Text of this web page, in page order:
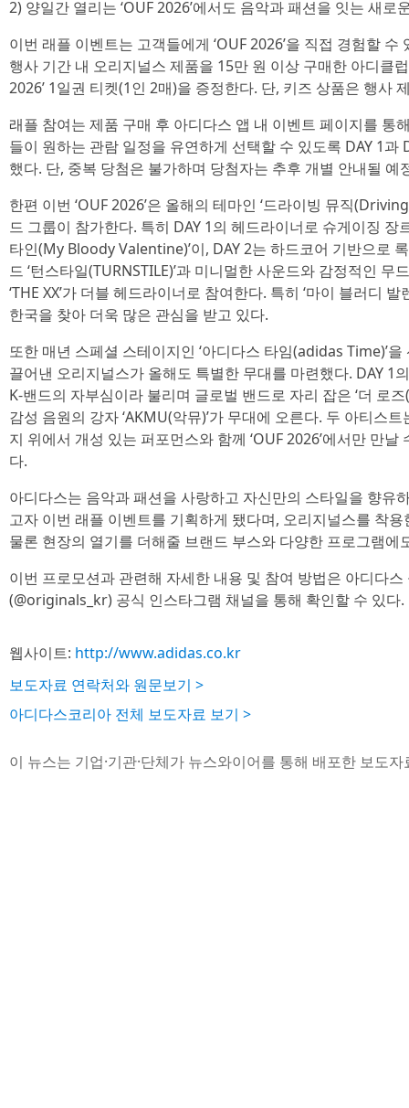
2) 양일간 열리는 ‘OUF 2026’에서도 음악과 패션을 잇는 새로
이번 래플 이벤트는 고객들에게 ‘OUF 2026’을 직접 경험할
행사 기간 내 오리지널스 제품을 15만 원 이상 구매한 아디클
2026’ 1일권 티켓(1인 2매)을 증정한다. 단, 키즈 상품은 행사
래플 참여는 제품 구매 후 아디다스 앱 내 이벤트 페이지를 통
들이 원하는 관람 일정을 유연하게 선택할 수 있도록 DAY 1과
했다. 단, 중복 당첨은 불가하며 당첨자는 추후 개별 안내될 예
한편 이번 ‘OUF 2026’은 올해의 테마인 ‘드라이빙 뮤직
드 그룹이 참가한다. 특히 DAY 1의 헤드라이너로 슈게이징 장
타인(My Bloody Valentine)’이, DAY 2는 하드코어 기반으로
드 ‘턴스타일(TURNSTILE)’과 미니멀한 사운드와 감정적인
‘THE XX’가 더블 헤드라이너로 참여한다. 특히 ‘마이 블러디
한국을 찾아 더욱 많은 관심을 받고 있다.
또한 매년 스페셜 스테이지인 ‘아디다스 타임(adidas Time)’
끌어낸 오리지널스가 올해도 특별한 무대를 마련했다. DAY 1
K-밴드의 자부심이라 불리며 글로벌 밴드로 자리 잡은 ‘더 로
감성 음원의 강자 ‘AKMU(악뮤)’가 무대에 오른다. 두 아티스
지 위에서 개성 있는 퍼포먼스와 함께 ‘OUF 2026’에서만 만
다.
아디다스는 음악과 패션을 사랑하고 자신만의 스타일을 향유
고자 이번 래플 이벤트를 기획하게 됐다며, 오리지널스를 착
물론 현장의 열기를 더해줄 브랜드 부스와 다양한 프로그램에
이번 프로모션과 관련해 자세한 내용 및 참여 방법은 아디다
(@originals_kr) 공식 인스타그램 채널을 통해 확인할 수 있다.
웹사이트: http://www.adidas.co.kr
보도자료 연락처와 원문보기 >
아디다스코리아 전체 보도자료 보기 >
이 뉴스는 기업·기관·단체가 뉴스와이어를 통해 배포한 보도